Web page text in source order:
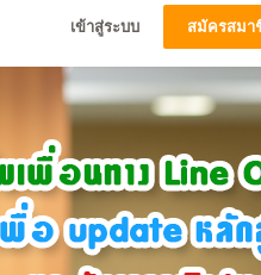
เข้าสู่ระบบ สมัครสมา